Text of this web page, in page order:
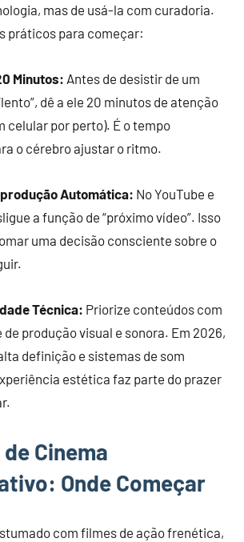
mas de usá-la com curadoria.
práticos para começar:
Minutos: Antes de desistir de um
dê a ele 20 minutos de atenção
celular por perto). É o tempo
o cérebro ajustar o ritmo.
Automática: No YouTube e
a função de “próximo vídeo”. Isso
uma decisão consciente sobre o
Técnica: Priorize conteúdos com
produção visual e sonora. Em 2026,
definição e sistemas de som
estética faz parte do prazer
Cinema
Onde Começar
com filmes de ação frenética,